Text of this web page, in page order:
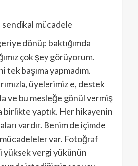
mücadele
dönüp baktığımda
çok şey görüyorum.
tek başıma yapmadım.
üyelerimizle, destek
ve bu mesleğe gönül vermiş
birlikte yaptık. Her hikayenin
vardır. Benim de içimde
mücadeleler var. Fotoğraf
yüksek vergi yükünün